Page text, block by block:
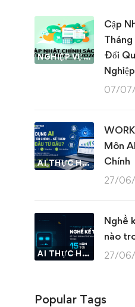
NGHIỆP VỤ KẾ TOÁN & THUẾ
Cập
Đổi
07/
AI THỰC HÀNH
Môn
Chính
27/
AI THỰC HÀNH
Nghề
nào
27/
Popular Tags